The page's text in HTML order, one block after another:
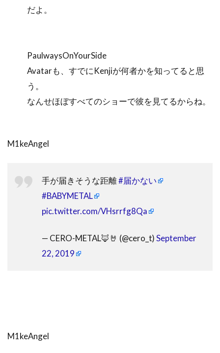
だよ。
PaulwaysOnYourSide
Avatarも、すでにKenjiが何者かを知ってると思
う。
なんせほぼすべてのショーで彼を見てるからね。
M1keAngel
手が届きそうな距離#届かない
#BABYMETAL
pic.twitter.com/VHsrrfg8Qa
— CERO-METAL🦊🤘 (@cero_t)September
22, 2019
M1keAngel